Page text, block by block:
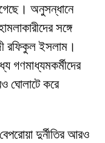
অনুসন্ধানে
সঙ্গে
রফিকুল ইসলাম।
গণমাধ্যমকর্মীদের
ঘোলাটে করে
বেপরোয়া দুর্নীতির আরও